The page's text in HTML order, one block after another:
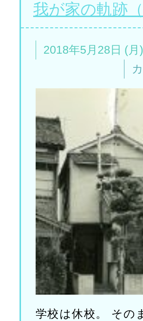
我が家の軌跡
2018年5月28日 (月)
学校は休校。 その